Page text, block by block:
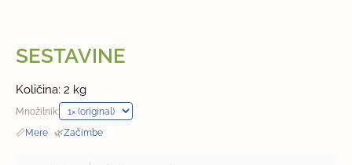
SESTAVINE
Količina: 2 kg
Množilnik:
📏Mere · 🌿Začimbe